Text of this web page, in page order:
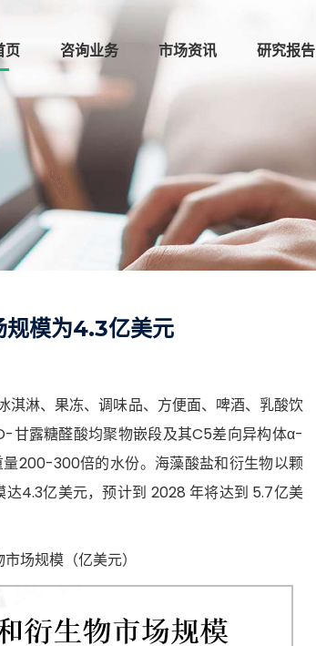
页 咨询业务 市场资讯 研究报告
规模为4.3亿美元
淇淋、果冻、调味品、方便面、啤酒、乳酸饮
甘露糖醛酸均聚物嵌段及其C5差向异构体α-
200-300倍的水份。海藻酸盐和衍生物以颗
4.3亿美元，预计到 2028 年将达到 5.7亿美
场规模（亿美元）